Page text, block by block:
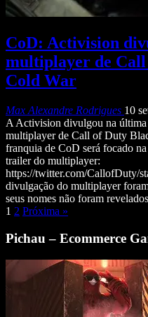
CoD: Activision
multiplayer de
Cold War
Max Alexandre Rodrigues 10
A Activision divulgou na
multiplayer de Call of Duty
franquia de CoD será focado
trailer do multiplayer:
https://twitter.com/CallofDuty/
divulgação do multiplayer
seus nomes não foram
1 2 Próxima »
Pichau – Ecommerce